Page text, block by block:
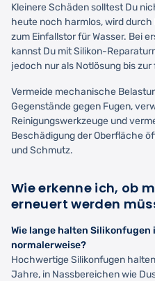
Kleinere Schäden solltest Du
heute noch harmlos, wird
zum Einfallstor für Wasser. Bei
kannst Du mit Silikon-
jedoch nur als Notlösung bis
Vermeide mechanische
Gegenstände gegen Fugen,
Reinigungswerkzeuge und
Beschädigung der Oberfläche
und Schmutz.
Wie erkenne ich, ob
erneuert werden
Wie lange halten Silikonfugen
normalerweise?
Hochwertige Silikonfugen
Jahre, in Nassbereichen wie